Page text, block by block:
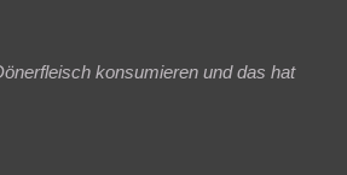
konsumieren und das hat